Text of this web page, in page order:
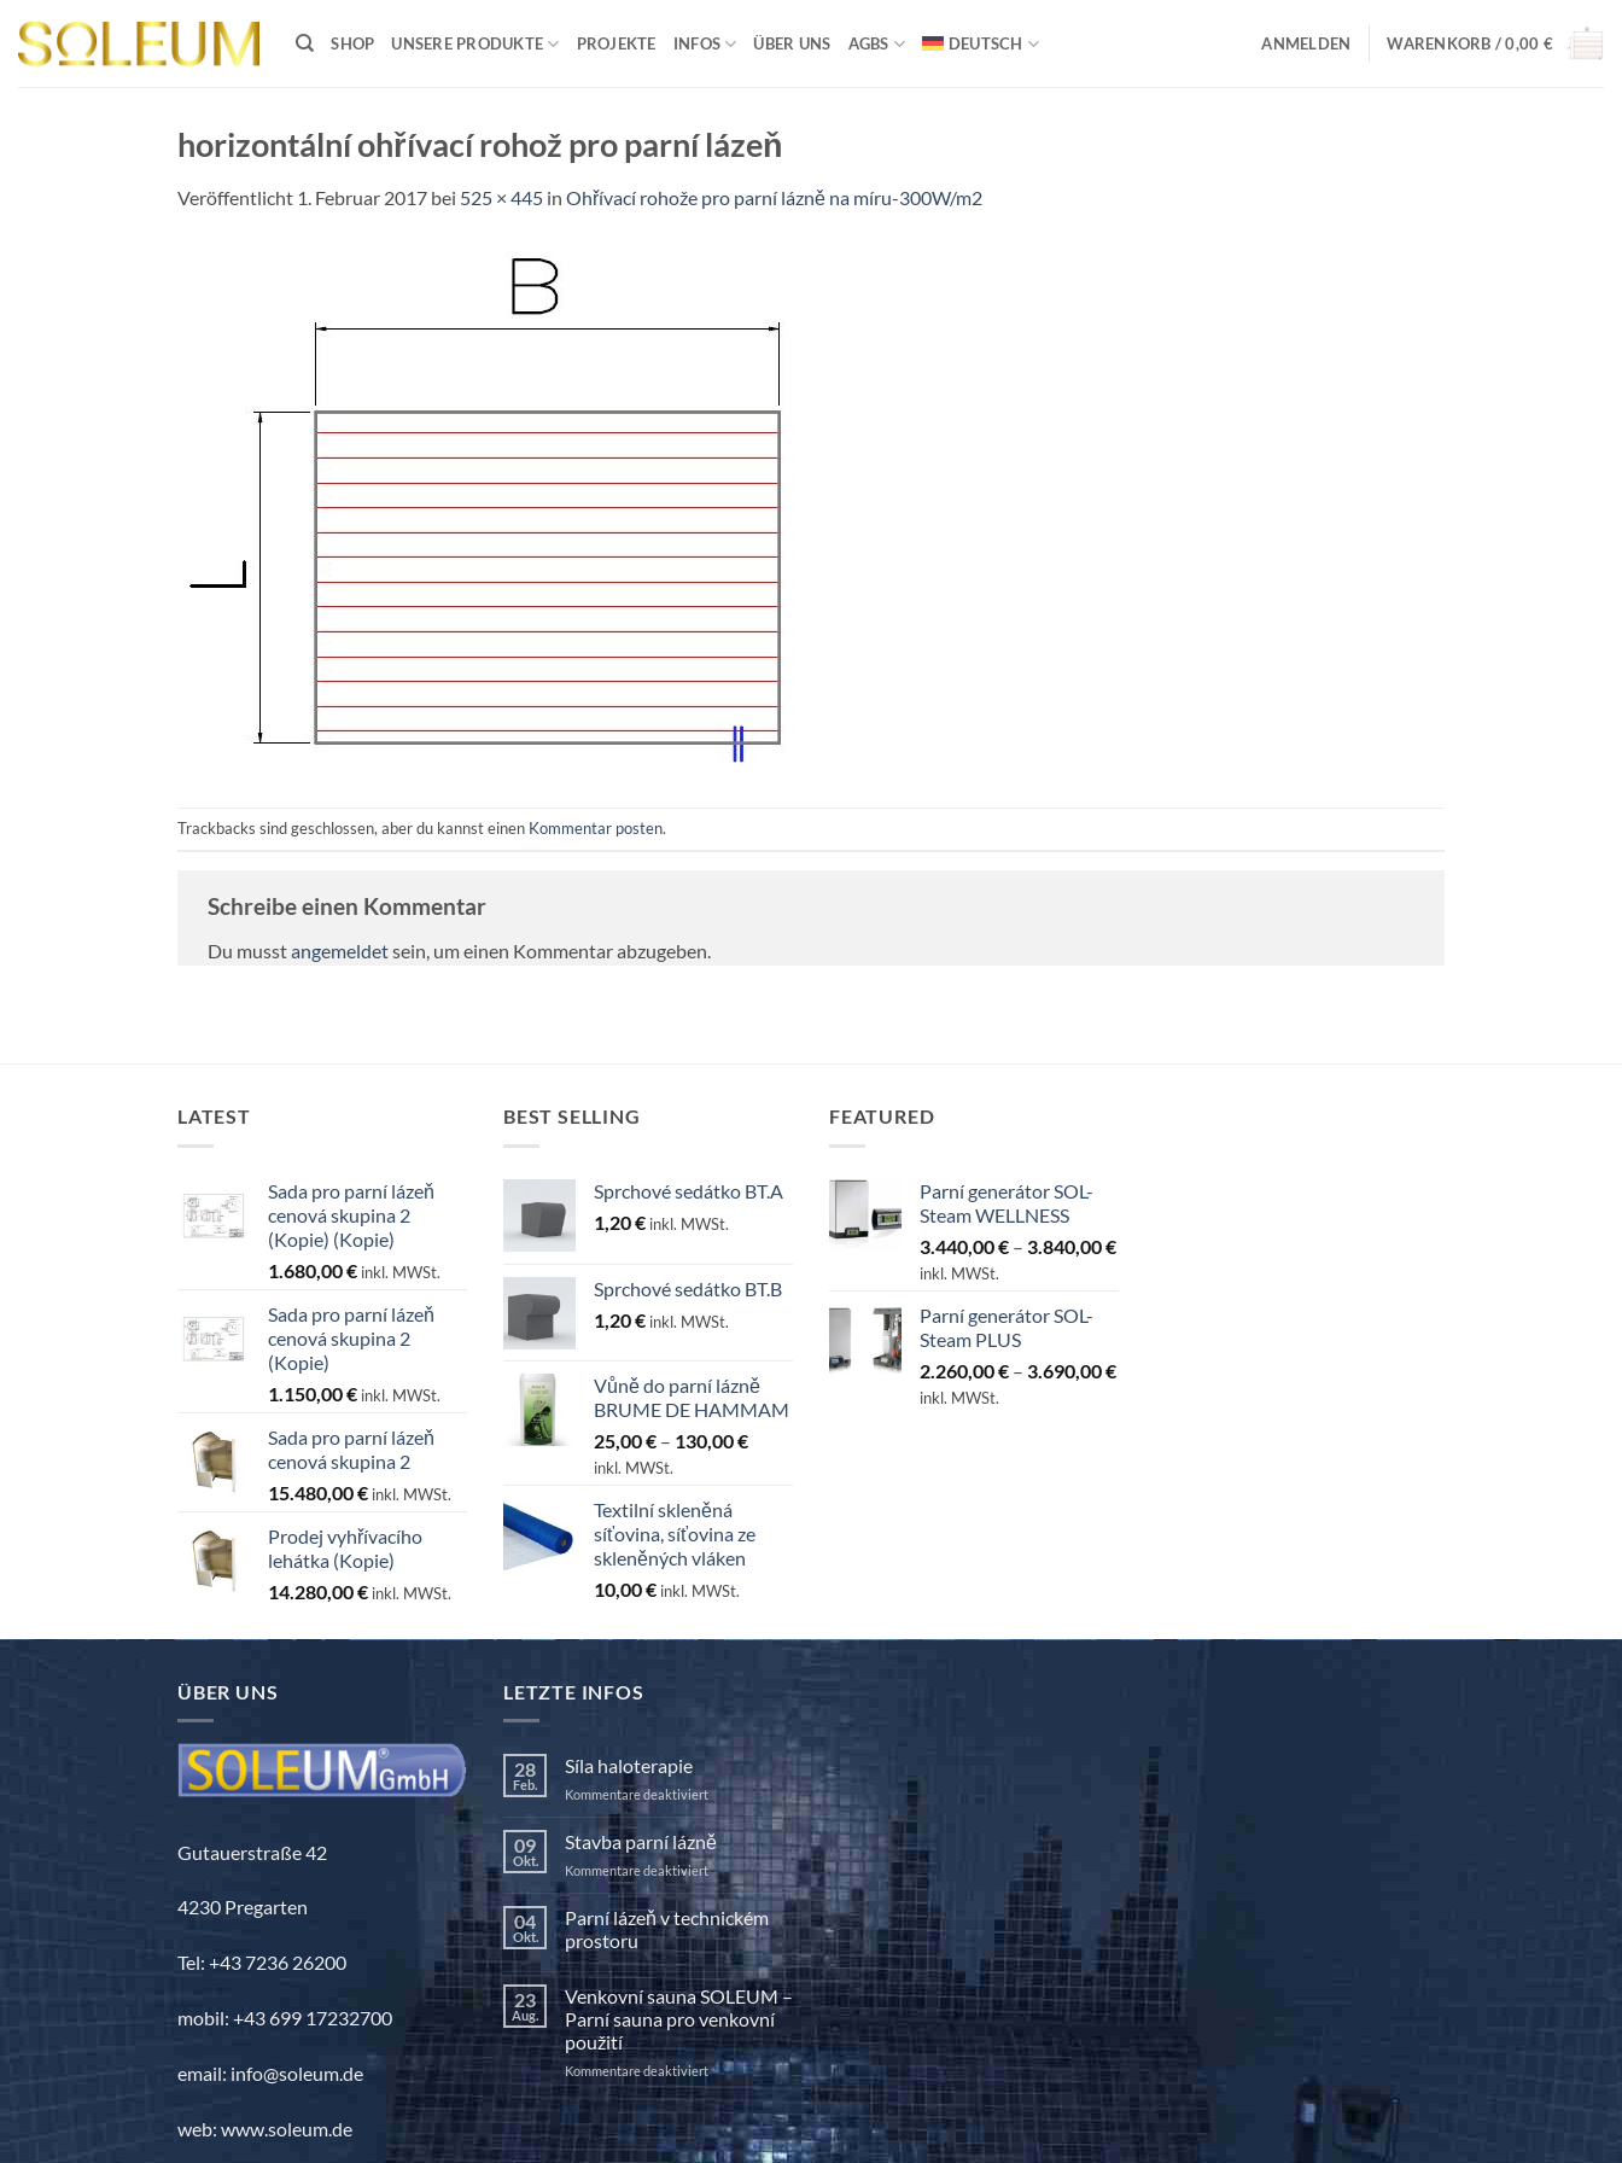
Inhalt
springen
SHOP UNSERE PRODUKTE PROJEKTE INFOS ÜBER UNS AGBS DEUTSCH ANMELDEN WARENKORB /0,00 €
horizontální ohřívací rohož pro parní lázeň
Veröffentlicht 1. Februar 2017 bei 525 × 445 in Ohřívací rohože pro parní lázně na míru-300W/m2
Trackbacks sind geschlossen, aber du kannst einen Kommentar posten.
Schreibe einen Kommentar
Du musstangemeldetsein, um einen Kommentar abzugeben.
LATEST
Sada pro parní lázeň
cenová skupina 2
(Kopie) (Kopie)
1.680,00€ inkl. MWSt.
Sada pro parní lázeň
cenová skupina 2
(Kopie)
1.150,00€ inkl. MWSt.
Sada pro parní lázeň
cenová skupina 2
15.480,00€ inkl. MWSt.
Prodej vyhřívacího
lehátka (Kopie)
14.280,00€ inkl. MWSt.
BEST SELLING
Sprchové sedátko BT.A
1,20€ inkl. MWSt.
Sprchové sedátko BT.B
1,20€ inkl. MWSt.
Vůně do parní lázně
BRUME DE HAMMAM
25,00€ – 130,00€Preisspanne:
inkl. MWSt.
Textilní skleněná
síťovina, síťovina ze
skleněných vláken
10,00€ inkl. MWSt.
FEATURED
Parní generátor SOL-
Steam WELLNESS
3.440,00€ – 3.840,00€Preisspanne:
inkl. MWSt.
Parní generátor SOL-
Steam PLUS
2.260,00€ – 3.690,00€Preisspanne:
inkl. MWSt.
ÜBER UNS
Gutauerstraße 42
4230 Pregarten
Tel: +43 7236 26200
mobil: +43 699 17232700
email: info@soleum.de
web: www.soleum.de
LETZTE INFOS
28
Feb.
Síla haloterapie
Kommentare deaktiviertfür
Síla
haloterapie
09
Okt.
Stavba parní lázně
Kommentare deaktiviertfür
Stavba
parní
lázně
04
Okt.
Parní lázeň v technickém
prostoru
Keine
Kommentare
zu
Parní
lázeň
v
technickém
prostoru
23
Aug.
Venkovní sauna SOLEUM –
Parní sauna pro venkovní
použití
Kommentare deaktiviertfür
Venkovní
sauna
SOLEUM
–